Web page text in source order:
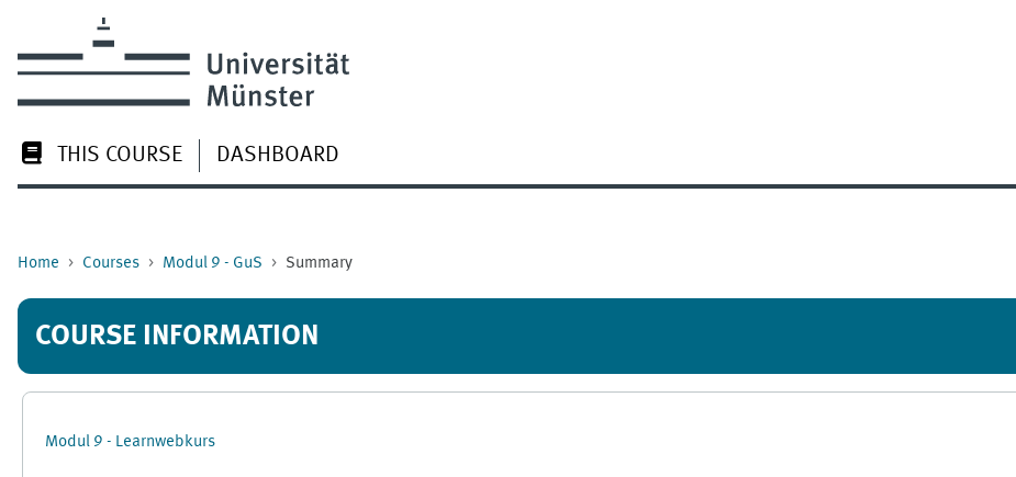
THIS COURSE DASHBOARD
Home Courses Modul 9 - GuS Summary
COURSE INFORMATION
Modul 9 - Learnwebkurs